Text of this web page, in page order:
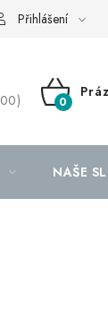
Přihlášení
NAŠE